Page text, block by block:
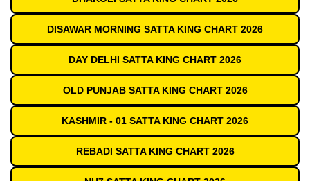
DISAWAR MORNING SATTA KING CHART 2026
DAY DELHI SATTA KING CHART 2026
OLD PUNJAB SATTA KING CHART 2026
KASHMIR - 01 SATTA KING CHART 2026
REBADI SATTA KING CHART 2026